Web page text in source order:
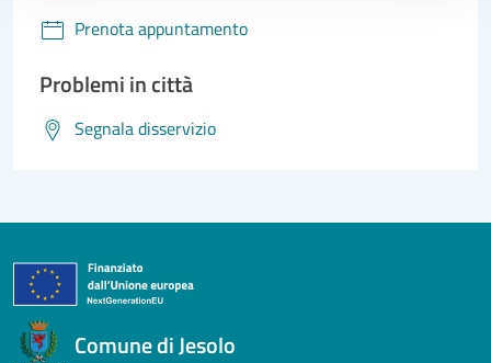
Prenota appuntamento
Problemi in città
Segnala disservizio
Comune di Jesolo